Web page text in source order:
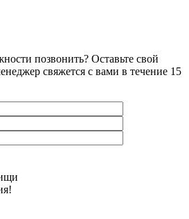
позвонить? Оставьте свой
свяжется с вами в течение 15